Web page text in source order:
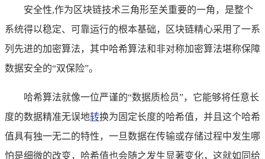
安全性,作为区块链技术三角形至关重要的一角，是整个
系统得以稳定、可靠运行的根本基础，区块链精心采用了一系
列先进的加密算法，其中哈希算法和非对称加密算法堪称保障
数据安全的“双保险”。
哈希算法就像一位严谨的“数据质检员”，它能够将任意长
度的数据精准无误地转换为固定长度的哈希值，并且这个哈希
值具有独一无二的特性，一旦数据在传输或存储过程中发生哪
怕是细微的改变，哈希值也会随之发生显著变化，这就如同给